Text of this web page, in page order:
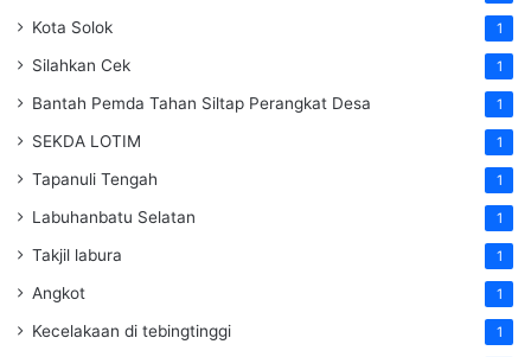
Kota Solok 1
Silahkan Cek 1
Bantah Pemda Tahan Siltap Perangkat Desa 1
SEKDA LOTIM 1
Tapanuli Tengah 1
Labuhanbatu Selatan 1
Takjil labura 1
Angkot 1
Kecelakaan di tebingtinggi 1